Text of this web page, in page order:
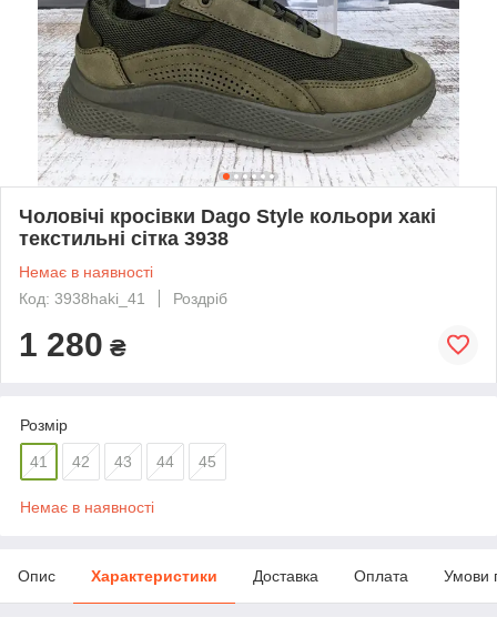
Чоловічі кросівки Dago Style кольори хакі
текстильні сітка 3938
Немає в наявності
Код: 3938haki_41
Роздріб
1 280 ₴
Розмір
41 42 43 44 45
Немає в наявності
Опис Характеристики Доставка Оплата Умови